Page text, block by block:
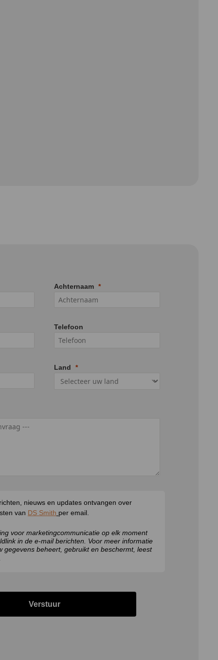
Achternaam
Telefoon
Land
nieuws en updates ontvangen over
van DS Smith per email.
voor marketingcommunicatie op elk moment
in de e-mail berichten. Voor meer informatie
gegevens beheert, gebruikt en beschermt, leest
Verstuur